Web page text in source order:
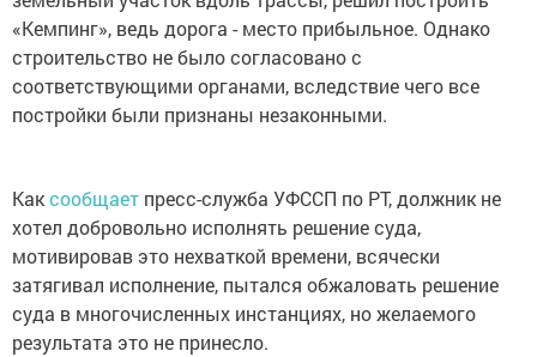
«Кемпинг», ведь дорога - место прибыльное. Однако
строительство не было согласовано с
соответствующими органами, вследствие чего все
постройки были признаны незаконными.
Каксообщает пресс-служба УФССП по РТ, должник не
хотел добровольно исполнять решение суда,
мотивировав это нехваткой времени, всячески
затягивал исполнение, пытался обжаловать решение
суда в многочисленных инстанциях, но желаемого
результата это не принесло.